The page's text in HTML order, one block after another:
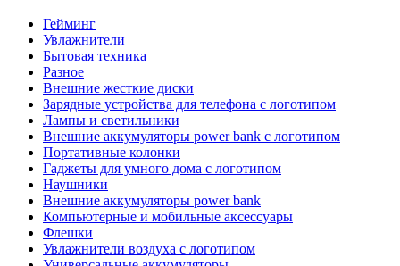
Гейминг
Увлажнители
Бытовая техника
Разное
Внешние жесткие диски
Зарядные устройства для телефона с логотипом
Лампы и светильники
Внешние аккумуляторы power bank с логотипом
Портативные колонки
Гаджеты для умного дома с логотипом
Наушники
Внешние аккумуляторы power bank
Компьютерные и мобильные аксессуары
Флешки
Увлажнители воздуха с логотипом